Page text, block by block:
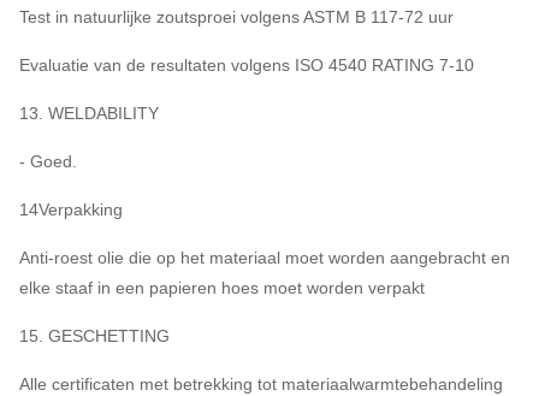
Test in natuurlijke zoutsproei volgens ASTM B 117-72 uur
Evaluatie van de resultaten volgens ISO 4540 RATING 7-10
13. WELDABILITY
- Goed.
14Verpakking
Anti-roest olie die op het materiaal moet worden aangebracht en
elke staaf in een papieren hoes moet worden verpakt
15. GESCHETTING
Alle certificaten met betrekking tot materiaalwarmtebehandeling